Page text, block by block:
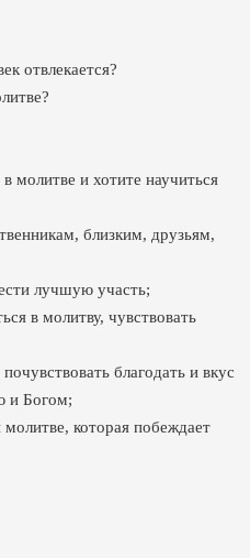
отвлекается?
молитве и хотите научиться
близким, друзьям,
лучшую участь;
в молитву, чувствовать
благодать и вкус
и Богом;
которая побеждает